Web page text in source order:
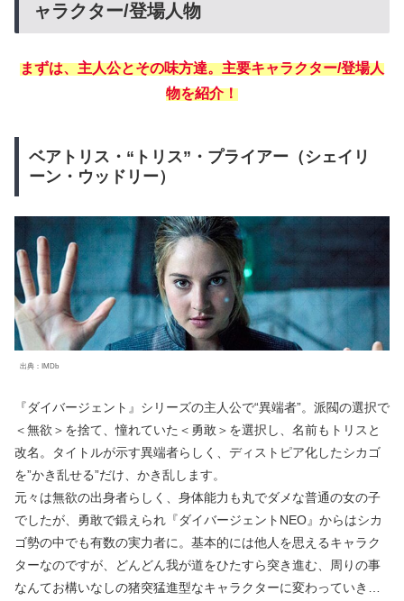
ャラクター/登場人物
まずは、主人公とその味方達。主要キャラクター/登場人
物を紹介！
ベアトリス・“トリス”・プライアー（シェイリ
ーン・ウッドリー）
出典：IMDb
『ダイバージェント』シリーズの主人公で“異端者”。派閥の選択で
＜無欲＞を捨て、憧れていた＜勇敢＞を選択し、名前もトリスと
改名。タイトルが示す異端者らしく、ディストピア化したシカゴ
を”かき乱せる”だけ、かき乱します。
元々は無欲の出身者らしく、身体能力も丸でダメな普通の女の子
でしたが、勇敢で鍛えられ『ダイバージェントNEO』からはシカ
ゴ勢の中でも有数の実力者に。基本的には他人を思えるキャラク
ターなのですが、どんどん我が道をひたすら突き進む、周りの事
なんてお構いなしの猪突猛進型なキャラクターに変わっていき…